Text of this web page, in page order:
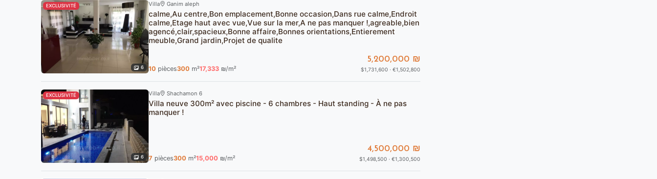
EXCLUSIVITÉ
6
Villa Ganim aleph
calme,Au centre,Bon emplacement,Bonne occasion,Dans rue calme,Endroit
calme,Etage haut avec vue,Vue sur la mer,A ne pas manquer !,agreable,bien
agencé,clair,spacieux,Bonne affaire,Bonnes orientations,Entierement
meuble,Grand jardin,Projet de qualite
10 pièces300 m²17,333 ₪/m²
5,200,000 ₪
$1,731,600 · €1,502,800
EXCLUSIVITÉ
6
Villa Shachamon 6
Villa neuve 300m² avec piscine - 6 chambres - Haut standing - À ne pas
manquer !
7 pièces300 m²15,000 ₪/m²
4,500,000 ₪
$1,498,500 · €1,300,500